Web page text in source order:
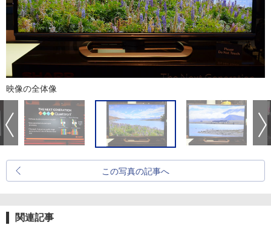
映像の全体像
この写真の記事へ
関連記事